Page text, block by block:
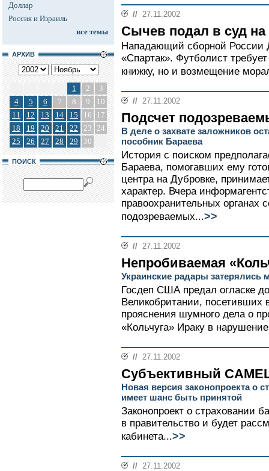
Доллар
Россия и Израиль
все темы
АРХИВ
1 2
3
4
5 6 7 8 9
10
11
12 13 14 15 16
17
18
19 20 21 22 23 24
25
26 27 28 29 30
ПОИСК
// 27.11.2002
Сычев подал в суд на
Нападающий сборной России
«Спартак». Футболист
книжку, но и возмещение
// 27.11.2002
Подсчет
В деле о захвате заложников
пособник Бараева
История с поиском
Бараева, помогавших ему
центра на Дубровке,
характер. Вчера
правоохранительных
подозреваемых...>>
// 27.11.2002
Непробиваемая
Украинские радары
Госдеп США предал огласке
Великобритании, посетивших
прояснения шумного дела о
«Кольчуга» Ираку в
// 27.11.2002
Субъективный
Новая версия законопроекта о
имеет шанс быть принятой
Законопроект о страховании
в правительство и будет
кабинета...>>
// 27.11.2002